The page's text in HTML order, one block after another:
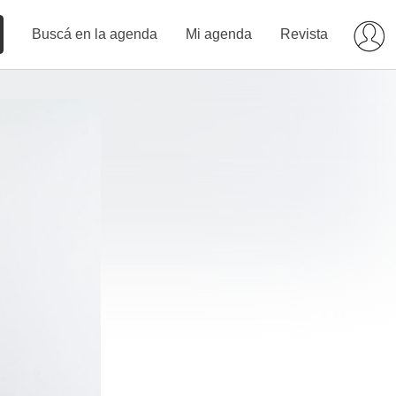
Buscá en la agenda Mi agenda Revista